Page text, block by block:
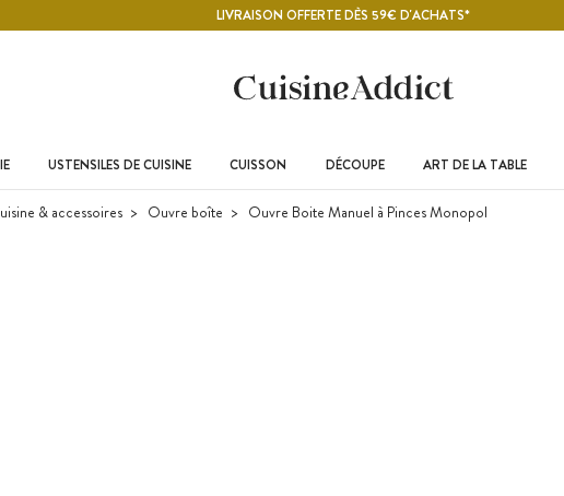
LIVRAISON OFFERTE DÈS 59€ D'ACHATS*
USTENSILES DE CUISINE CUISSON DÉCOUPE ART DE LA TABLE
& accessoires Ouvre boîte Ouvre Boite Manuel à Pinces Monopol